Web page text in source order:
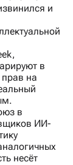
и
в
на
в
ИИ-
несёт